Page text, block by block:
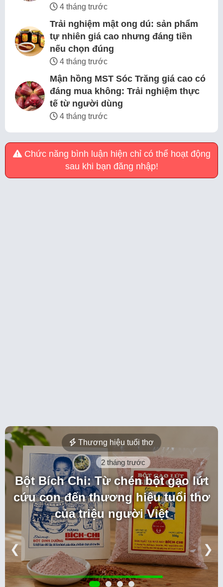
4 tháng trước
Trải nghiệm mật ong dú: sản phẩm
tự nhiên giá cao nhưng đáng tiền
nếu chọn đúng
4 tháng trước
Mận hồng MST Sóc Trăng giá cao có
đáng mua không: Trải nghiệm thực
tế từ người dùng
4 tháng trước
Chức năng bình luận hiện chỉ có thể hoạt động
sau khi bạn đăng nhập!
Thương hiệu tuổi thơ
2 tháng trước
Bột Bích Chi: Từ chén bột gạo lứt
cứu con đến thương hiệu tuổi thơ
của triệu người Việt
❮ ❯